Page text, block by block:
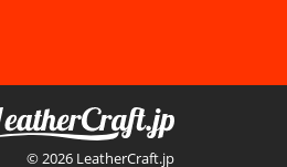
© 2026 LeatherCraft.jp